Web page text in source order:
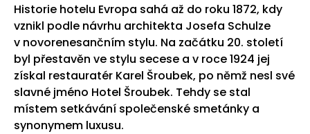
Historie hotelu Evropa sahá až do roku 1872, kdy
vznikl podle návrhu architekta Josefa Schulze
v novorenesančním stylu. Na začátku 20. století
byl přestavěn ve stylu secese a v roce 1924 jej
získal restauratér Karel Šroubek, po němž nesl své
slavné jméno Hotel Šroubek. Tehdy se stal
místem setkávání společenské smetánky a
synonymem luxusu.